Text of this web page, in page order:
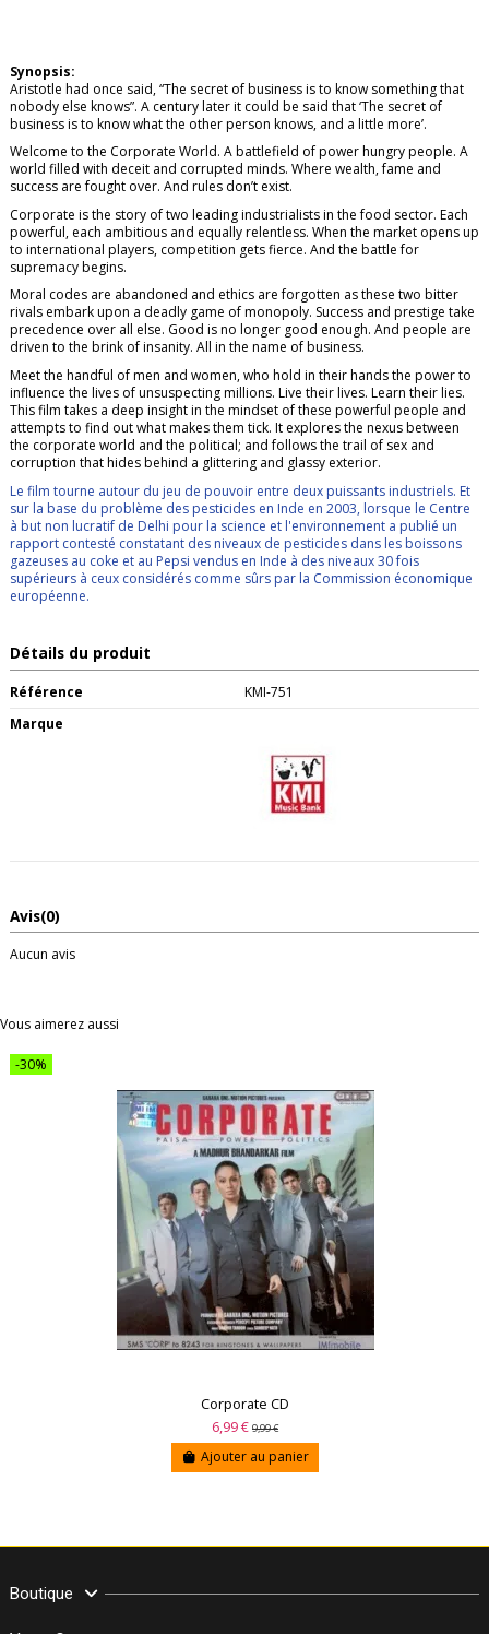
Synopsis:
Aristotle had once said, “The secret of business is to know something that
nobody else knows”. A century later it could be said that ‘The secret of
business is to know what the other person knows, and a little more’.
Welcome to the Corporate World. A battlefield of power hungry people. A
world filled with deceit and corrupted minds. Where wealth, fame and
success are fought over. And rules don’t exist.
Corporate is the story of two leading industrialists in the food sector. Each
powerful, each ambitious and equally relentless. When the market opens up
to international players, competition gets fierce. And the battle for
supremacy begins.
Moral codes are abandoned and ethics are forgotten as these two bitter
rivals embark upon a deadly game of monopoly. Success and prestige take
precedence over all else. Good is no longer good enough. And people are
driven to the brink of insanity. All in the name of business.
Meet the handful of men and women, who hold in their hands the power to
influence the lives of unsuspecting millions. Live their lives. Learn their lies.
This film takes a deep insight in the mindset of these powerful people and
attempts to find out what makes them tick. It explores the nexus between
the corporate world and the political; and follows the trail of sex and
corruption that hides behind a glittering and glassy exterior.
Le film tourne autour du jeu de pouvoir entre deux puissants industriels. Et
sur la base du problème des pesticides en Inde en 2003, lorsque le Centre
à but non lucratif de Delhi pour la science et l'environnement a publié un
rapport contesté constatant des niveaux de pesticides dans les boissons
gazeuses au coke et au Pepsi vendus en Inde à des niveaux 30 fois
supérieurs à ceux considérés comme sûrs par la Commission économique
européenne.
Détails du produit
Référence
KMI-751
Marque
Avis(0)
Aucun avis
Vous aimerez aussi
-30%
Corporate CD
6,99 € 9,99 €
Ajouter au panier
Boutique